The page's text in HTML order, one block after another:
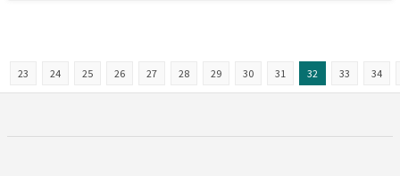
23 24 25 26 27 28 29 30 31 32 33 34